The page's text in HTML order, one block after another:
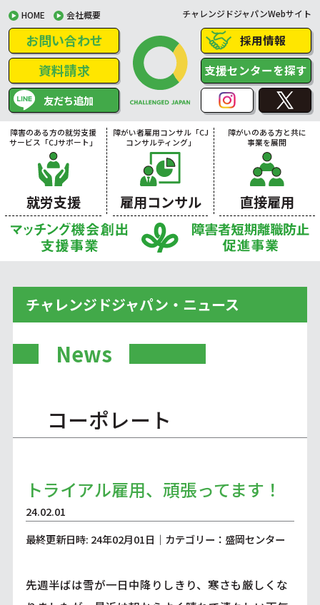
HOME 会社概要 チャレンジドジャパンWebサイト
お問い合わせ
資料請求
友だち追加
採用情報
支援センターを探す
障害のある方の就労支援
サービス「CJサポート」
就労支援
障がい者雇用コンサル「CJ
コンサルティング」
雇用コンサル
障がいのある方と共に
事業を展開
直接雇用
チャレンジドジャパン・ニュース
News
コーポレート
トライアル雇用、頑張ってます！
24.02.01
最終更新日時: 24年02月01日｜カテゴリー：盛岡センター
先週半ばは雪が一日中降りしきり、寒さも厳しくな